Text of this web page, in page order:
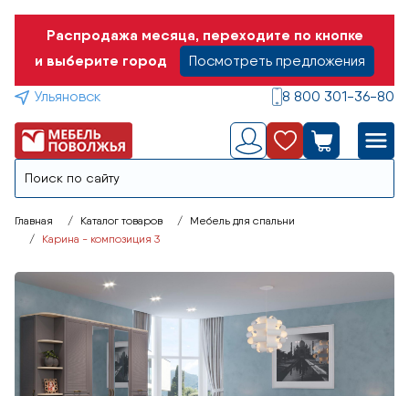
Распродажа месяца, переходите по кнопке
и выберите город
Посмотреть предложения
Ульяновск 8 800 301-36-80
Главная Каталог товаров
Мебель для спальни
Карина - композиция 3